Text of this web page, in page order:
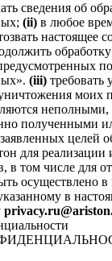
сведения об
(ii) в любое
настоящее
(iii) требовать
моих
полученными
целей
для
в том числе для
осуществлено
в